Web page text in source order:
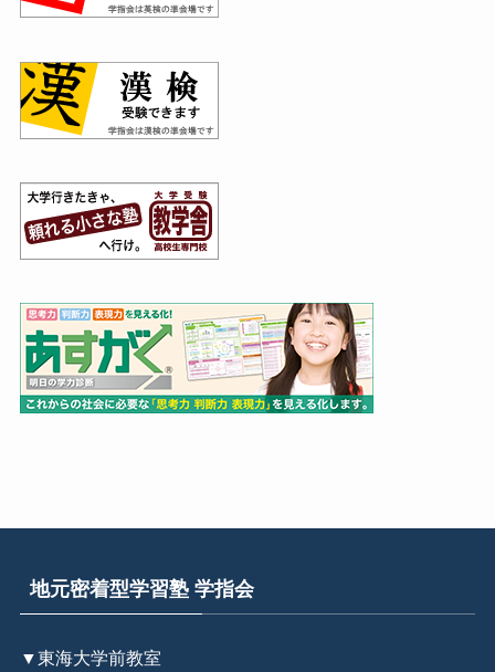
地元密着型学習塾 学指会
▼東海大学前教室